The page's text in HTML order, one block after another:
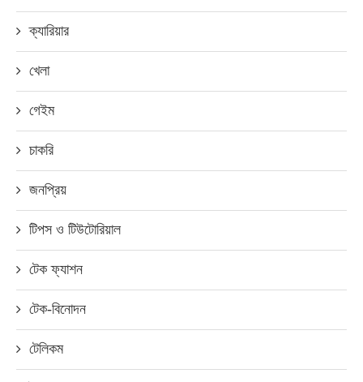
ক্যারিয়ার
খেলা
গেইম
চাকরি
জনপ্রিয়
টিপস ও টিউটোরিয়াল
টেক ফ্যাশন
টেক-বিনোদন
টেলিকম